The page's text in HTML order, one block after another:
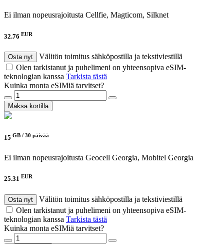
Ei ilman nopeusrajoitusta Cellfie, Magticom, Silknet
32.76 EUR
Osta nyt
Välitön toimitus sähköpostilla ja tekstiviestillä
Olen tarkistanut ja puhelimeni on yhteensopiva eSIM-
teknologian kanssa Tarkista tästä
Kuinka monta eSIMiä tarvitset?
Maksa kortilla
15 GB / 30 päivää
Ei ilman nopeusrajoitusta Geocell Georgia, Mobitel Georgia
25.31 EUR
Osta nyt
Välitön toimitus sähköpostilla ja tekstiviestillä
Olen tarkistanut ja puhelimeni on yhteensopiva eSIM-
teknologian kanssa Tarkista tästä
Kuinka monta eSIMiä tarvitset?